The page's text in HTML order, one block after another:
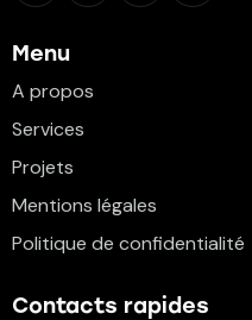
Menu
A propos
Services
Projets
Mentions légales
Politique de confidentialité
Contacts rapides